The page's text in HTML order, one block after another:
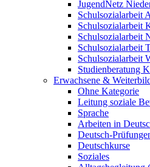
JugendNetz
Schulsozialarbeit
Schulsozialarbeit
Schulsozialarbeit
Schulsozialarbeit
Schulsozialarbeit
Studienberatung
Erwachsene &
Ohne Kategorie
Leitung soziale
Sprache
Arbeiten in
Deutsch-
Deutschkurse
Soziales